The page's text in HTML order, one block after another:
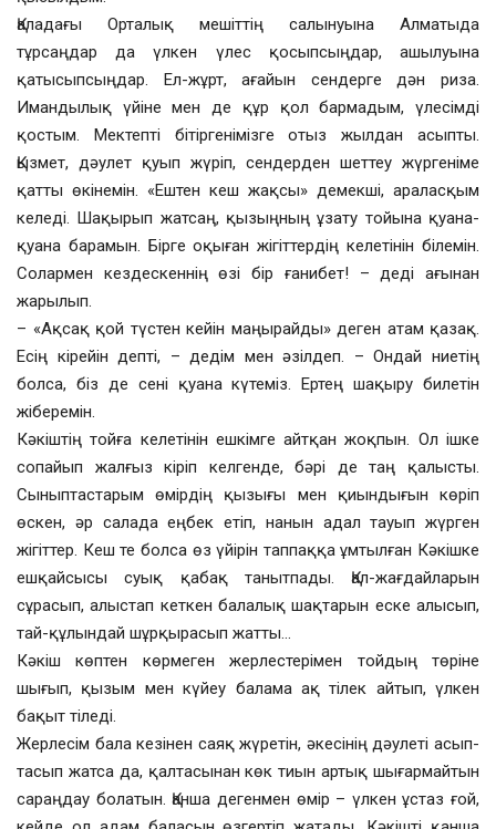
Қаладағы Орталық мешіттің салынуына Алматыда
тұрсаңдар да үлкен үлес қосыпсыңдар, ашылуына
қатысыпсыңдар. Ел-жұрт, ағайын сендерге дән риза.
Имандылық үйіне мен де құр қол бармадым, үлесімді
қостым. Мектепті бітіргенімізге отыз жылдан асыпты.
Қызмет, дәулет қуып жүріп, сендерден шеттеу жүргеніме
қатты өкінемін. «Ештен кеш жақсы» демекші, араласқым
келеді. Шақырып жатсаң, қызыңның ұзату тойына қуана-
қуана барамын. Бірге оқыған жігіттердің келетінін білемін.
Солармен кездескеннің өзі бір ғанибет! – деді ағынан
жарылып.
– «Ақсақ қой түстен кейін маңырайды» деген атам қазақ.
Есің кірейін депті, – дедім мен әзілдеп. – Ондай ниетің
болса, біз де сені қуана күтеміз. Ертең шақыру билетін
жіберемін.
Кәкіштің тойға келетінін ешкімге айтқан жоқпын. Ол ішке
сопайып жалғыз кіріп келгенде, бәрі де таң қалысты.
Сыныптастарым өмірдің қызығы мен қиындығын көріп
өскен, әр салада еңбек етіп, нанын адал тауып жүрген
жігіттер. Кеш те болса өз үйірін таппаққа ұмтылған Кәкішке
ешқайсысы суық қабақ танытпады. Қал-жағдайларын
сұрасып, алыстап кеткен балалық шақтарын еске алысып,
тай-құлындай шұрқырасып жатты…
Кәкіш көптен көрмеген жерлестерімен тойдың төріне
шығып, қызым мен күйеу балама ақ тілек айтып, үлкен
бақыт тіледі.
Жерлесім бала кезінен саяқ жүретін, әкесінің дәулеті асып-
тасып жатса да, қалтасынан көк тиын артық шығармайтын
сараңдау болатын. Қанша дегенмен өмір – үлкен ұстаз ғой,